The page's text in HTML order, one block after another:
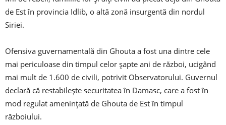
de Est în provincia Idlib, o altă zonă insurgentă din nordul
Siriei.
Ofensiva guvernamentală din Ghouta a fost una dintre cele
mai periculoase din timpul celor șapte ani de război, ucigând
mai mult de 1.600 de civili, potrivit Observatorului. Guvernul
declară că restabilește securitatea în Damasc, care a fost în
mod regulat amenințată de Ghouta de Est în timpul
războiului.